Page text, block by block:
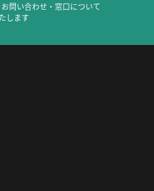
問い合わせ・窓口について
します